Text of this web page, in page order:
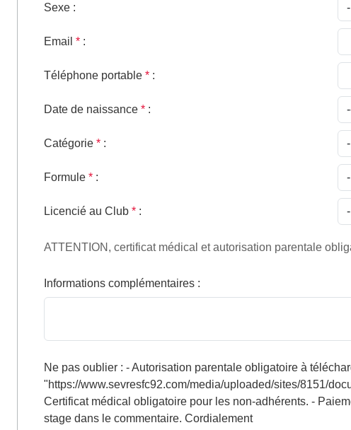
Sexe :
Email * :
Téléphone portable * :
Date de naissance * :
Catégorie * :
Formule * :
Licencié au Club * :
ATTENTION, certificat médical et autorisation parentale
Informations complémentaires :
Ne pas oublier : - Autorisation parentale obligatoire à
"https://www.sevresfc92.com/media/uploaded/sites/8151/
Certificat médical obligatoire pour les non-adhérents. -
stage dans le commentaire. Cordialement